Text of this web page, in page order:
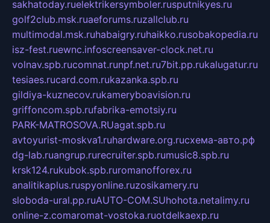
sakhatoday.ruelektrikersymboler.rusputnikyes.ru
golf2club.msk.ruaeforums.ruzallclub.ru
multimodal.msk.ruhabaigry.ruhaikko.rusobakopedia.ru
isz-fest.ruewnc.infoscreensaver-clock.net.ru
volnav.spb.rucomnat.runpf.net.ru7bit.pp.rukalugatur.ru
tesiaes.rucard.com.rukazanka.spb.ru
gildiya-kuznecov.rukameryboavision.ru
griffoncom.spb.rufabrika-emotsiy.ru
PARK-MATROSOVA.RUagat.spb.ru
avtoyurist-moskva1.ruhardware.org.ruсхема-авто.рф
dg-lab.ruangrup.rurecruiter.spb.rumusic8.spb.ru
krsk124.rukubok.spb.ruromanofforex.ru
analitikaplus.ruspyonline.ruzosikamery.ru
sloboda-ural.pp.ruAUTO-COM.SUhohota.netalimy.ru
online-z.comaromat-vostoka.ruotdelkaexp.ru